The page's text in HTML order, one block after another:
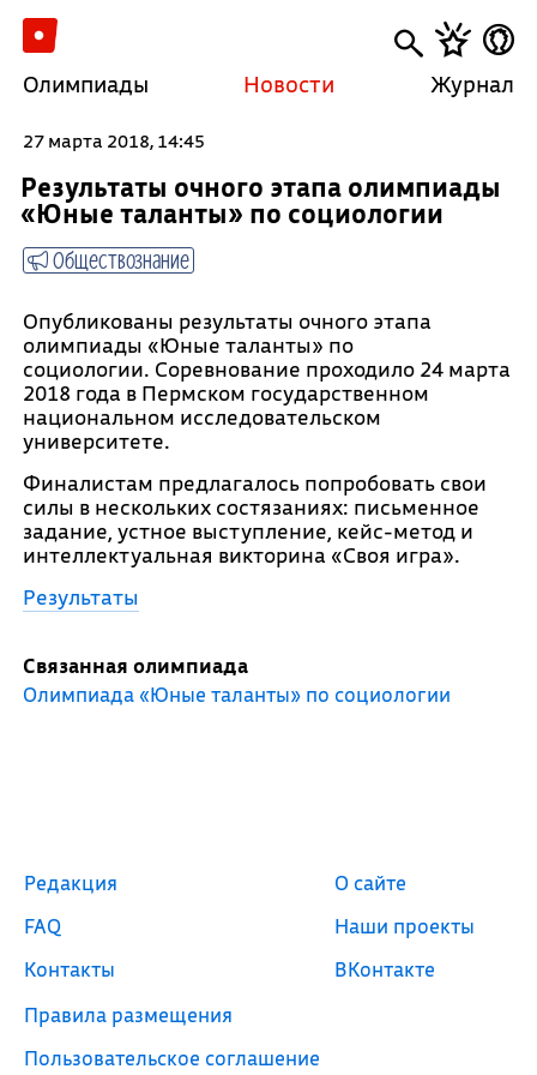
Олимпиады Новости Журнал
27 марта 2018, 14:45
Результаты очного этапа олимпиады
«Юные таланты» по социологии
Обществознание
Опубликованы результаты очного этапа
олимпиады «Юные таланты» по
социологии. Соревнование проходило 24 марта
2018 года в Пермском государственном
национальном исследовательском
университете.
Финалистам предлагалось попробовать свои
силы в нескольких состязаниях: письменное
задание, устное выступление, кейс-метод и
интеллектуальная викторина «Своя игра».
Результаты
Связанная олимпиада
Олимпиада «Юные таланты» по социологии
Редакция
FAQ
Контакты
Правила размещения
Пользовательское соглашение
О сайте
Наши проекты
ВКонтакте